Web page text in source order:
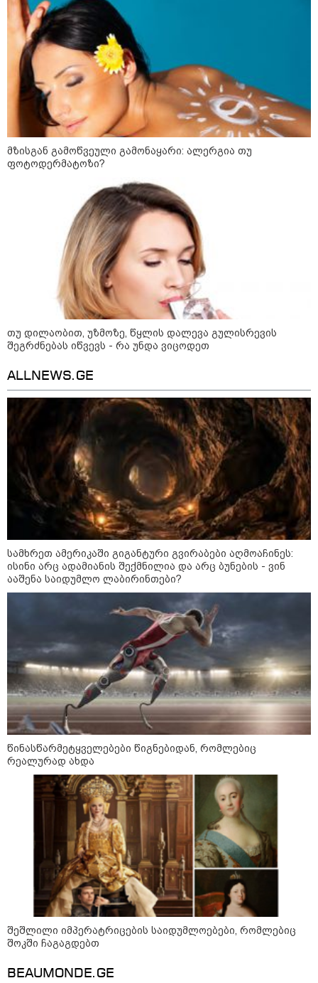
განცხადებას ავრცელებენ
22:35 / 06-08-2026
"კიდევ ერთხელ მოვუწოდებ
საქართველოს მთავრობას, მისი
დაუყოვნებლივი და უპირობო
გათავისუფლებისკენ" - რას
მზია ამაღლობელზე?
21:38 / 06-08-2026
"ჩვენთვის ეს ეგზოტიკაა, ჩვენს
სტუმრებს ასე ვუხსნით - ბევრი
სანთელი, ეგზოტიკა და
რომანტიკული საღამოები" -
შალვა ალავერდაშვილი
ელექტროენერგიის გათიშვებზე
21:08 / 06-08-2026
"არ ვიცი, თუ ვინმე იცის, რასთან
არის დაკავშირებული ნია
იმნაძის 10 თვის თავზე დაკავება
- რა უნდა თქვას 16 წლის
ბავშვმა, რომელიც 9 თვის
არის" - რას აცხადებს ნია
იმნაძის ადვოკატი?
კატეგორიის ყველა სიახლე
რატომ ჩაბნელდა საქართველო
მესამედ: საბოტაჟი, ტექნიკური
ხარვეზი თუ
არაპროფესიონალიზმი?! -
ჩაკეტილი „პოლიტიკური
სამკუთხედი“ - კულუარული
თამაშები, რომლებიც დიდი
სისხლის ფასად ჯდება
„ოქტომბრისთვის საქართველოს
არჩევანის გაკეთება მოუწევს...
„ორ სკამზე ჯდომის“
შესაძლებლობა შეიძლება
დასრულდეს“ - მირიან
მირიანაშვილის ანალიზი
ჯარისკაცი, რომელიც 29 წელი
იბრძოდა, რადგან ომის
მეცნიერება
მზისგან გამოწვეული გამონაყარი: ალერგია თუ
ფოტოდერმატოზი?
თუ დილაობით, უზმოზე, წყლის დალევა გულისრევის
შეგრძნებას იწვევს - რა უნდა ვიცოდეთ
ALLNEWS.GE
სამხრეთ ამერიკაში გიგანტური გვირაბები აღმოაჩინეს:
ისინი არც ადამიანის შექმნილია და არც ბუნების - ვინ
ააშენა საიდუმლო ლაბირინთები?
წინასწარმეტყველებები წიგნებიდან, რომლებიც
რეალურად ახდა
შეშლილი იმპერატრიცების საიდუმლოებები, რომლებიც
შოკში ჩაგაგდებთ
BEAUMONDE.GE